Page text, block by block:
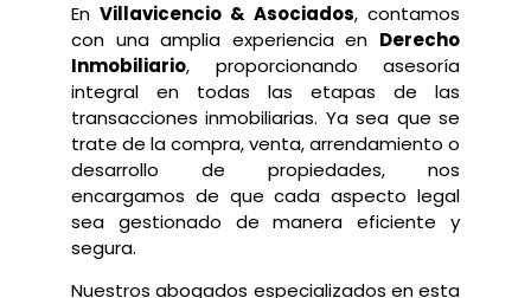
En Villavicencio & Asociados, contamos
con una amplia experiencia en Derecho
Inmobiliario, proporcionando asesoría
integral en todas las etapas de las
transacciones inmobiliarias. Ya sea que se
trate de la compra, venta, arrendamiento o
desarrollo de propiedades, nos
encargamos de que cada aspecto legal
sea gestionado de manera eficiente y
segura.
Nuestros abogados especializados en esta